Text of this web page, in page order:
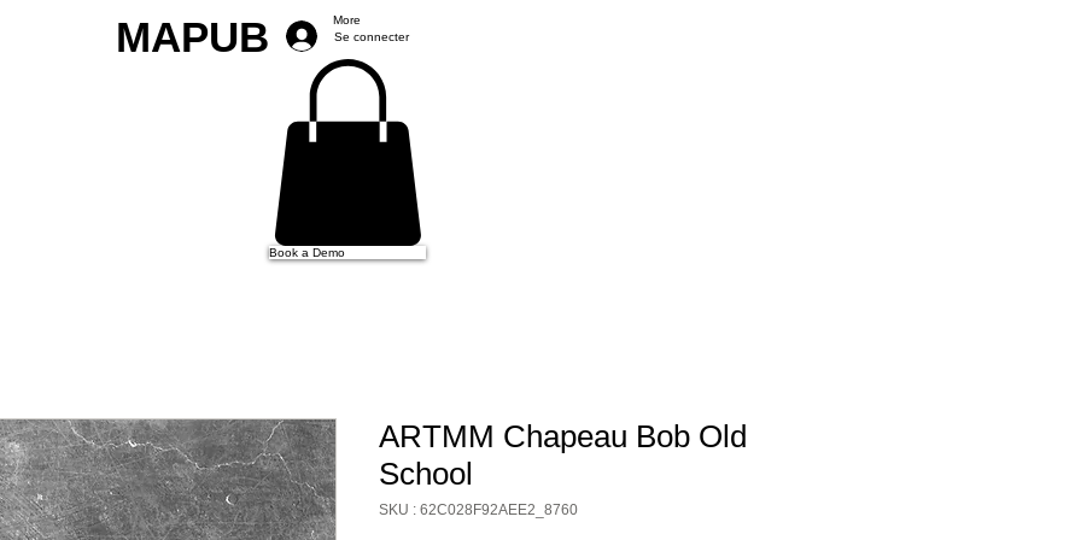
MAPUB
More
Se connecter
Book a Demo
ARTMM Chapeau Bob Old
School
SKU : 62C028F92AEE2_8760